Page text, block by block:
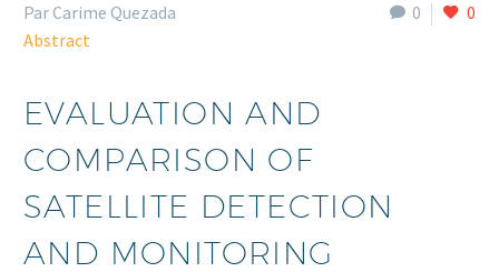
0 0
Par Carime Quezada
Abstract
EVALUATION AND
COMPARISON OF
SATELLITE DETECTION
AND MONITORING